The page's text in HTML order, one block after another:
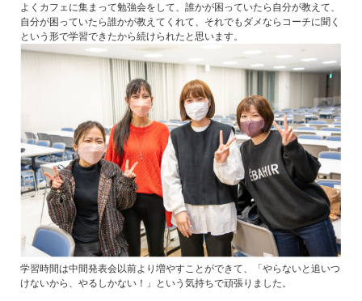
よくカフェに集まって勉強会をして、誰かが困っていたら自分が教えて、
自分が困っていたら誰かが教えてくれて、それでもダメならコーチに聞く
という形で学習できたから続けられたと思います。
学習時間は中間発表会以前より増やすことができて、「やらないと追いつ
けないから、やるしかない！」という気持ちで頑張りました。